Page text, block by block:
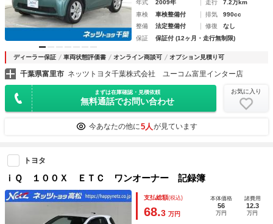
年式 2009年 走行
7.2万km
車検
車検整備付 排気
990cc
整備
法定整備付 修復
なし
保証
保証付 (12ヶ月・走行無制限)
ディーラー保証 車両状態評価書 オンライン商談可 オプション見積り可
千葉県富里市 ネッツトヨタ千葉株式会社 ユーコム富里インター店
まずは在庫確認・見積依頼
無料通話でお問い合わせ
お気に入り
今あなたの他に5人 が見ています
トヨタ
ｉＱ １００Ｘ ＥＴＣ ワンオーナー 記録簿
支払総額(税込)
68.3 万円
本体価格
56
万円
諸費用
12.3
万円